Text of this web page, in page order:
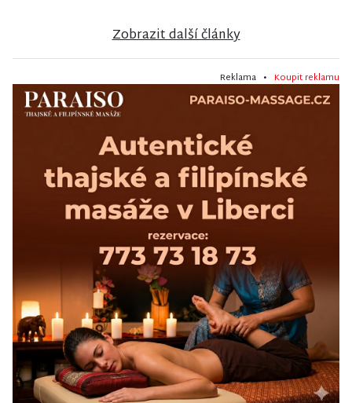
Zobrazit další články
Reklama • Koupit reklamu